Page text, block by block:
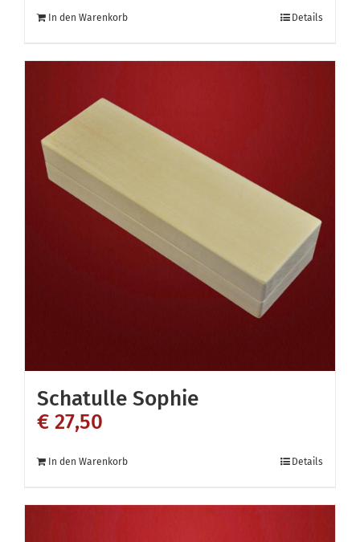
In den Warenkorb Details
Schatulle Sophie
€ 27,50
In den Warenkorb Details